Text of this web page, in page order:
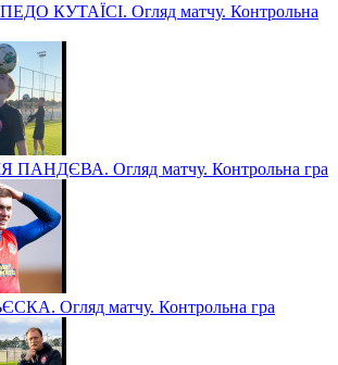
КУТАЇСІ. Огляд матчу. Контрольна
Огляд матчу. Контрольна гра
Огляд матчу. Контрольна гра